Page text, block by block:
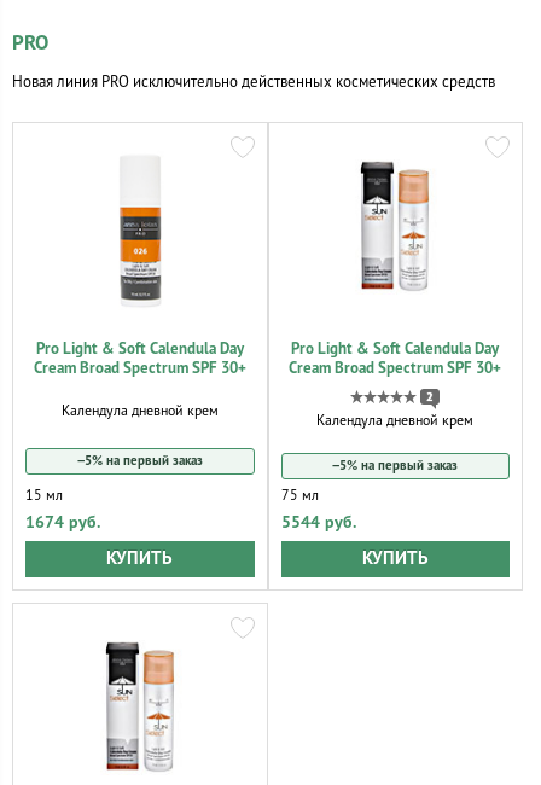
PRO
Новая линия PRO исключительно действенных косметических средств
Pro Light & Soft Calendula Day
Cream Broad Spectrum SPF 30+
Календула дневной крем
−5% на первый заказ
15 мл
1674 руб.
КУПИТЬ
Pro Light & Soft Calendula Day
Cream Broad Spectrum SPF 30+
2
Календула дневной крем
−5% на первый заказ
75 мл
5544 руб.
КУПИТЬ